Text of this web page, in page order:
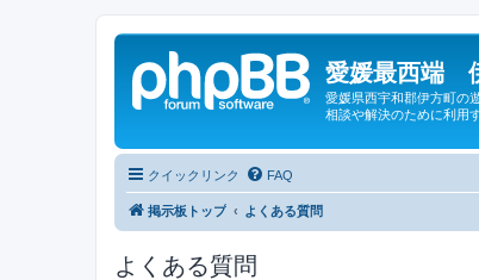
愛媛最西端
愛媛県西宇和郡伊方町の
相談や解決のために利用
クイックリンク FAQ
掲示板トップ よくある質問
よくある質問